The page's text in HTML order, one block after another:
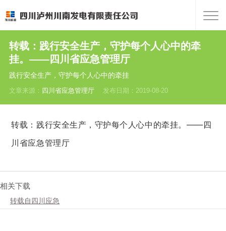
转载：践行安全生产，守护每个人心中的牵
挂。——四川省应急管理厅
践行安全生产，守护每个人心中的牵挂
文章来源： 四川省应急管理厅 发布日期：2019-08-20
转载：践行安全生产，守护每个人心中的牵挂。——四
川省应急管理厅
相关下载
转载自四川应急